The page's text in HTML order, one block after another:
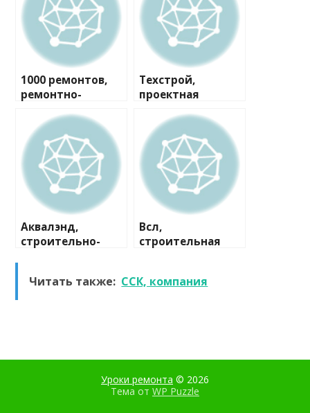
1000 ремонтов,
ремонтно-
компания
Техстрой,
проектная
Аквалэнд,
строительно-
Всл,
строительная
Читать также: ССК, компания
Уроки ремонта © 2026
Тема от WP Puzzle